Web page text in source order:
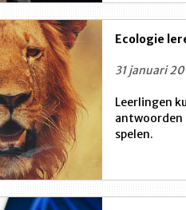
Ecologie
31 januari
Leerlingen
antwoorden
spelen.